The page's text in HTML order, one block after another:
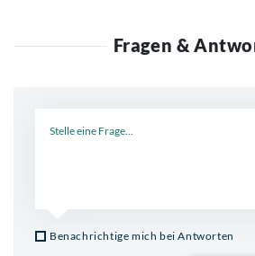
Fragen &
Benachrichtige mich bei Antworten